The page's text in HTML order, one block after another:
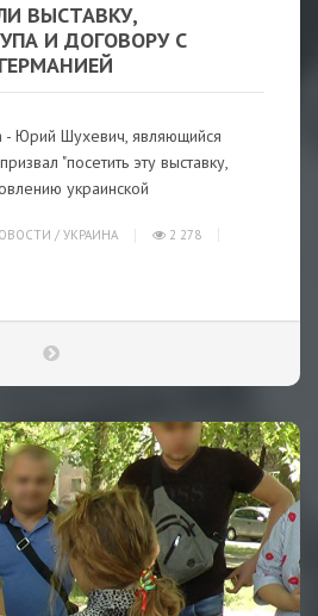
ВЫСТАВКУ,
И ДОГОВОРУ С
Юрий Шухевич, являющийся
"посетить эту выставку,
украинской
/ УКРАИНА
2 278